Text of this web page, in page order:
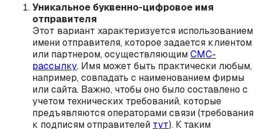
Уникальное буквенно-цифровое имя
отправителя
Этот вариант характеризуется использованием
имени отправителя, которое задается клиентом
или партнером, осуществляющимСМС-
рассылку. Имя может быть практически любым,
например, совпадать с наименованием фирмы
или сайта. Важно, чтобы оно было составлено с
учетом технических требований, которые
предъявляются операторами связи (требования
к подписям отправителей тут). К таким